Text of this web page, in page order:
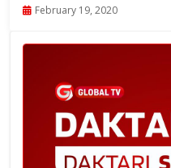
February 19, 2020